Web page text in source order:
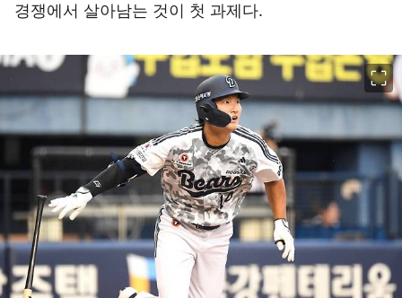
경쟁에서 살아남는 것이 첫 과제다.